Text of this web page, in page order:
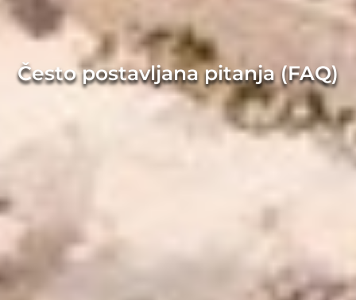
Često postavljana pitanja (FAQ)